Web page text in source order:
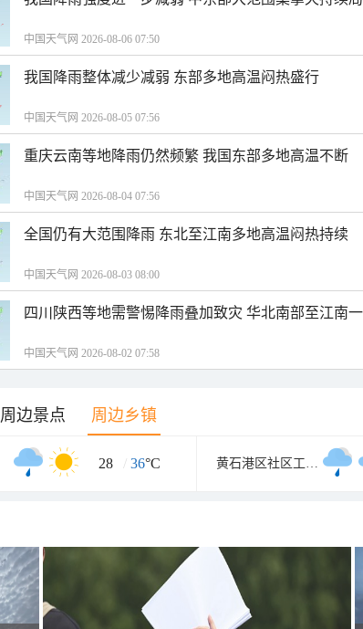
中国天气网 2026-08-06 07:50
我国降雨整体减少减弱 东部多地高温闷热盛行
中国天气网 2026-08-05 07:56
重庆云南等地降雨仍然频繁 我国东部多地高温不断
中国天气网 2026-08-04 07:56
全国仍有大范围降雨 东北至江南多地高温闷热持续
中国天气网 2026-08-03 08:00
四川陕西等地需警惕降雨叠加致灾 华北南部至江南
中国天气网 2026-08-02 07:58
周边景点 周边乡镇
28 / 36°C 黄石港区社区工作管理委员会